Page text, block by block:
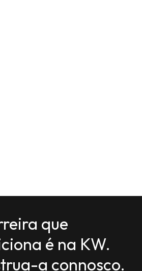
que
é na KW.
a connosco.